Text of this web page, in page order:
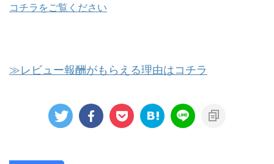
コチラをご覧ください
≫レビュー報酬がもらえる理由はコチラ